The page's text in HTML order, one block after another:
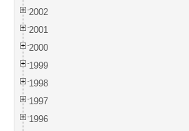
2002
2001
2000
1999
1998
1997
1996